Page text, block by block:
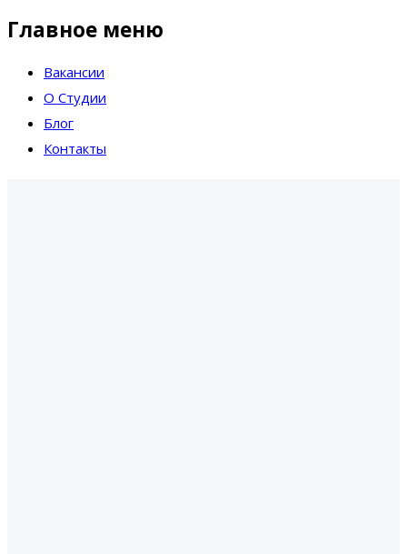
Главное меню
Вакансии
О Студии
Блог
Контакты